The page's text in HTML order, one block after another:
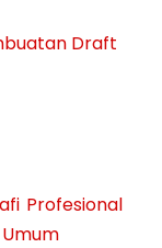
Draft
Profesional